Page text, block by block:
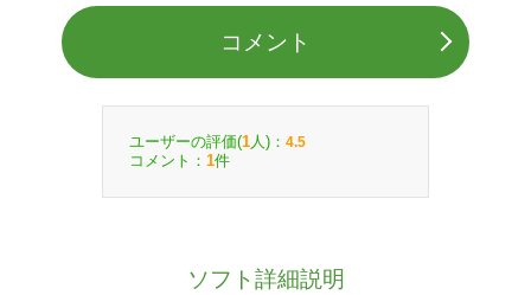
コメント
ユーザーの評価(1 人)： 4.5
コメント： 1件
ソフト詳細説明